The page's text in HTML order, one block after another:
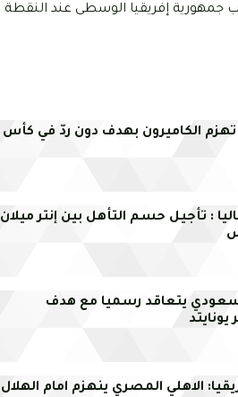
تجمد رصيد منتخب جمهورية إفريقيا الوسطى عند النقطة
الكاميرون بهدف دون ردّ في كأس
: تأجيل حسم التأهل بين إنتر ميلان
يتعاقد رسميا مع هدف
الاهلي المصري ينهزم امام الهلال